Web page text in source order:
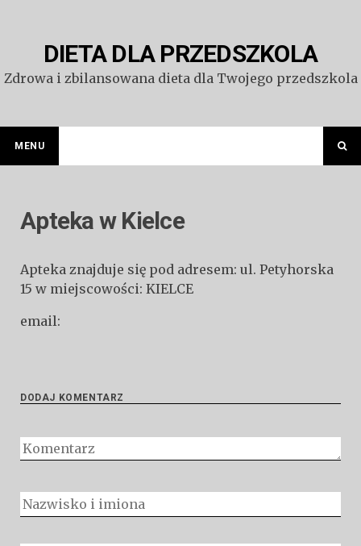
DIETA DLA PRZEDSZKOLA
Zdrowa i zbilansowana dieta dla Twojego przedszkola
MENU
Apteka w Kielce
Apteka znajduje się pod adresem: ul. Petyhorska
15 w miejscowości: KIELCE
email:
DODAJ KOMENTARZ